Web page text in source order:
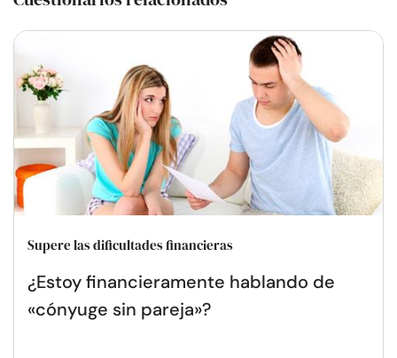
Supere las dificultades financieras
¿Estoy financieramente hablando de
«cónyuge sin pareja»?